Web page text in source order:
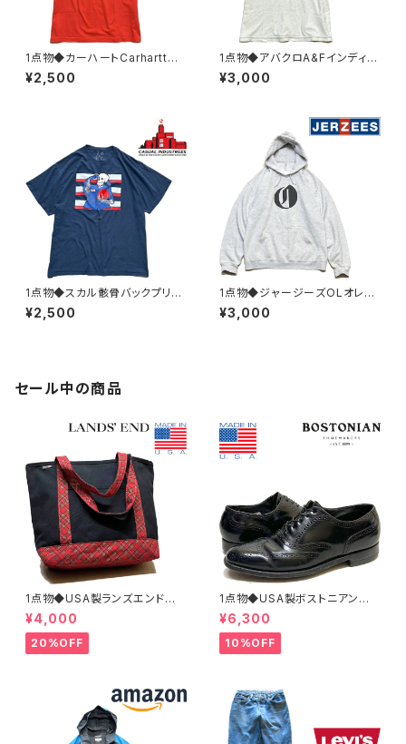
1点物◆カーハートCarharttバ
ックプリントTシャツ古着メンズL
レディースOKアメカジ90sスト
¥2,500
1点物◆アバクロA&Fインディア
ン半袖ビンテージ加工Tシャツ
古着メンズMLレディースOKア
¥3,000
1点物◆スカル骸骨バックプリン
ト紺フェードTシャツ古着メンズ
3XLレディースOKアメカジ90s
¥2,500
1点物◆ジャージーズOLオレゴ
ンライブ黒プリントスウェットパ
ーカーUSA古着メンズLレディ
¥3,000
セール中の商品
1点物◆USA製ランズエンド黒ト
ートバッグ鞄カバン古着メンズレ
ディースOKアメカジ90sストリ
ート/スポーツUSAブランド中古
エコバッグ348659
¥4,000
20%OFF
1点物◆USA製ボストニアン黒
革靴レザーシューズ古着メンズ2
6.5レディースOKアメカジ90s
ストリートUSスポーツ中古スニ
ーカーBOSTONIAN362316
¥6,300
10%OFF